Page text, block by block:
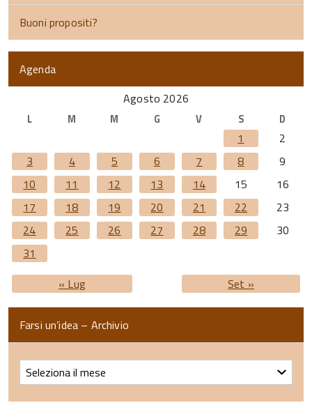
Buoni propositi?
Agenda
Agosto 2026
L M M G V S D
1
2
3
4 5 6 7 8
9
10
11 12 13 14 15
16
17
18 19 20 21 22
23
24
25 26 27 28 29
30
31
« Lug
Set »
Farsi un’idea – Archivio
Farsi
un’idea
–
Archivio